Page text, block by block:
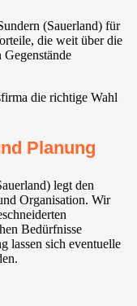
(Sauerland) für
die weit über die
die richtige Wahl
Planung
legt den
Organisation. Wir
Bedürfnisse
lassen sich eventuelle